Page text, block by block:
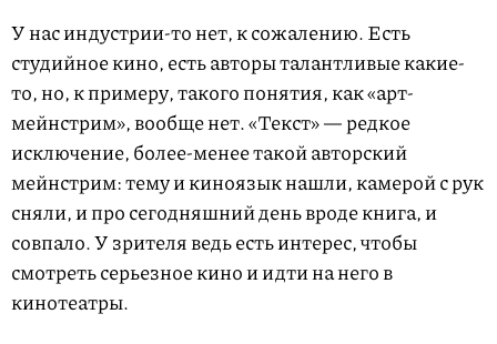
У нас индустрии-то нет, к сожалению. Есть
студийное кино, есть авторы талантливые какие-
то, но, к примеру, такого понятия, как «арт-
мейнстрим», вообще нет. «Текст» — редкое
исключение, более-менее такой авторский
мейнстрим: тему и киноязык нашли, камерой с рук
сняли, и про сегодняшний день вроде книга, и
совпало. У зрителя ведь есть интерес, чтобы
смотреть серьезное кино и идти на него в
кинотеатры.